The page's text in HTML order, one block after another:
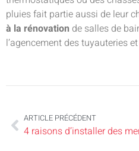
pluies fait partie aussi de leur
à la rénovation de salles de
l’agencement des tuyauteries
ARTICLE PRÉCÉDENT
4 raisons d’installer des